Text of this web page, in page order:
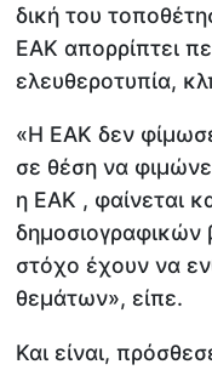
δική του
ΕΑΚ απορρίπτει
ελευθεροτυπία,
«Η ΕΑΚ δεν
σε θέση να
η ΕΑΚ , φαίνεται
στόχο έχουν να
θεμάτων», είπε.
Και είναι,